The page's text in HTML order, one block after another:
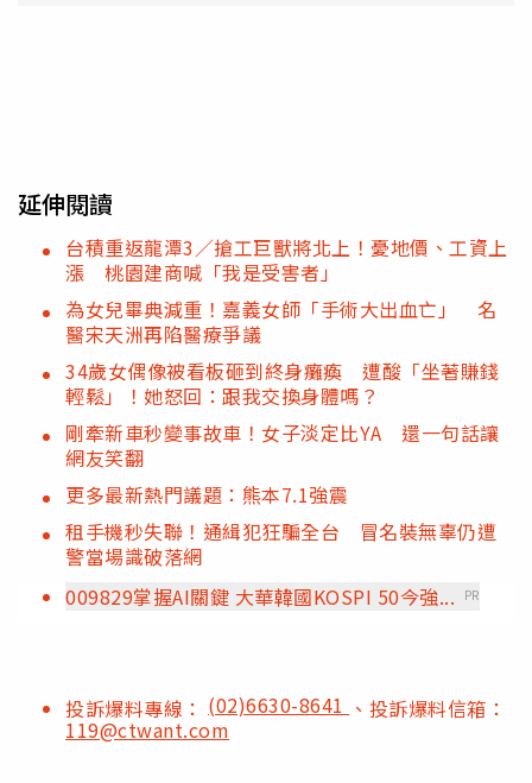
延伸閱讀
台積重返龍潭3／搶工巨獸將北上！憂地價、工資上
漲 桃園建商喊「我是受害者」
為女兒畢典減重！嘉義女師「手術大出血亡」 名
醫宋天洲再陷醫療爭議
34歲女偶像被看板砸到終身癱瘓 遭酸「坐著賺錢
輕鬆」！她怒回：跟我交換身體嗎？
剛牽新車秒變事故車！女子淡定比YA 還一句話讓
網友笑翻
更多最新熱門議題：熊本7.1強震
租手機秒失聯！通緝犯狂騙全台 冒名裝無辜仍遭
警當場識破落網
009829掌握AI關鍵 大華韓國KOSPI 50今強...
PR
投訴爆料專線： (02)6630-8641 、投訴爆料信箱：
119@ctwant.com